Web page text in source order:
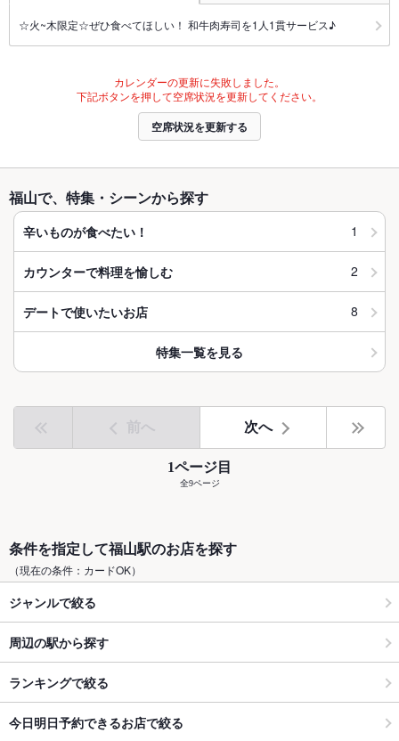
☆火~木限定☆ぜひ食べてほしい！ 和牛肉寿司を1人1貫サービス♪
カレンダーの更新に失敗しました。
下記ボタンを押して空席状況を更新してください。
空席状況を更新する
福山で、特集・シーンから探す
辛いものが食べたい！ 1
カウンターで料理を愉しむ 2
デートで使いたいお店 8
特集一覧を見る
前へ 次へ
1ページ目
全9ページ
条件を指定して福山駅のお店を探す
（現在の条件：カードOK）
ジャンルで絞る
周辺の駅から探す
ランキングで絞る
今日明日予約できるお店で絞る